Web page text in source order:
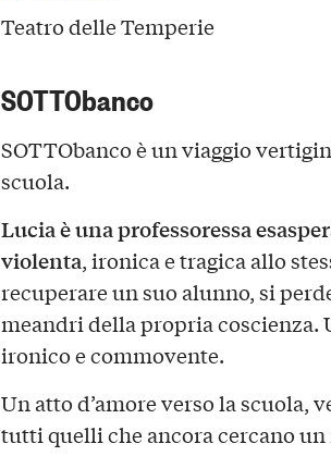
Teatro delle Temperie
SOTTObanco
SOTTObanco è un viaggio
scuola.
Lucia è una professoressa
violenta, ironica e tragica allo
recuperare un suo alunno, si
meandri della propria coscienza.
ironico e commovente.
Un atto d’amore verso la scuola,
tutti quelli che ancora cercano